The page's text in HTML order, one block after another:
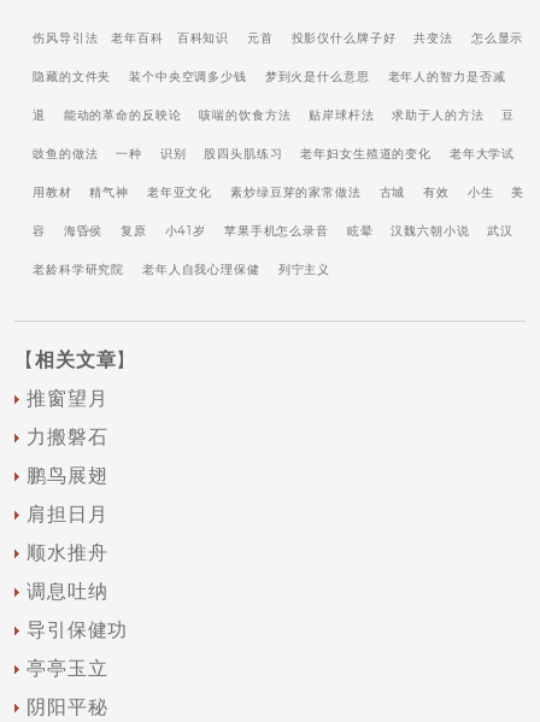
伤风导引法 老年百科 百科知识 元首 投影仪什么牌子好 共变法 怎么显示
隐藏的文件夹 装个中央空调多少钱 梦到火是什么意思 老年人的智力是否减
退 能动的革命的反映论 咳喘的饮食方法 贴岸球杆法 求助于人的方法 豆
豉鱼的做法 一种 识别 股四头肌练习 老年妇女生殖道的变化 老年大学试
用教材 精气神 老年亚文化 素炒绿豆芽的家常做法 古城 有效 小生 美
容 海昏侯 复原 小41岁 苹果手机怎么录音 眩晕 汉魏六朝小说 武汉
老龄科学研究院 老年人自我心理保健 列宁主义
【相关文章】
推窗望月
力搬磐石
鹏鸟展翅
肩担日月
顺水推舟
调息吐纳
导引保健功
亭亭玉立
阴阳平秘